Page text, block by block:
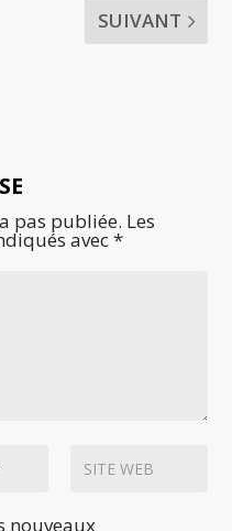
SUIVANT
pas publiée. Les
avec*
nouveaux